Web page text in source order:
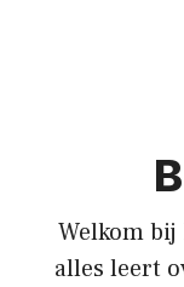
Welkom bij
alles leert